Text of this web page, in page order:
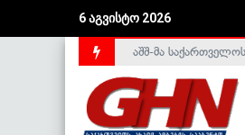
6 აგვისტო 2026
საქართველოს დე-
აშშ-მა